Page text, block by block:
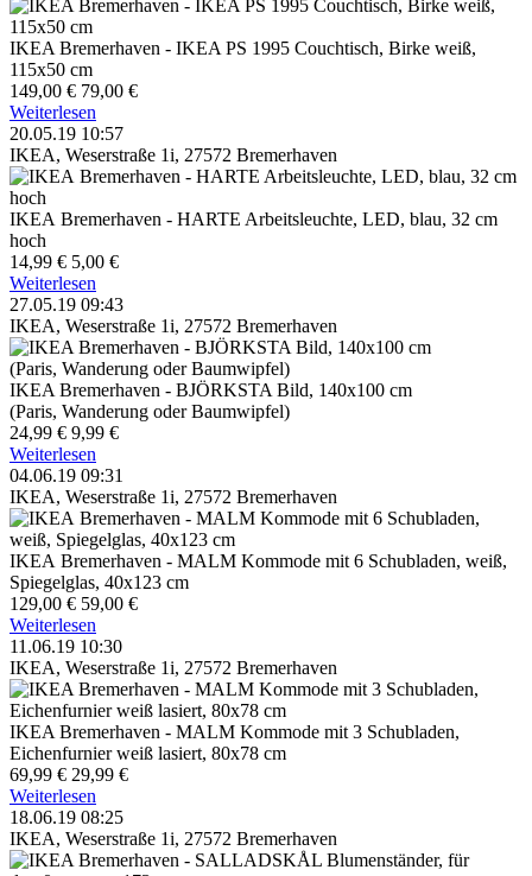
IKEA Bremerhaven - IKEA PS 1995 Couchtisch, Birke weiß,
115x50 cm
149,00 € 79,00 €
Weiterlesen
20.05.19 10:57
IKEA, Weserstraße 1i, 27572 Bremerhaven
IKEA Bremerhaven - HARTE Arbeitsleuchte, LED, blau, 32 cm
hoch
14,99 € 5,00 €
Weiterlesen
27.05.19 09:43
IKEA, Weserstraße 1i, 27572 Bremerhaven
IKEA Bremerhaven - BJÖRKSTA Bild, 140x100 cm
(Paris, Wanderung oder Baumwipfel)
24,99 € 9,99 €
Weiterlesen
04.06.19 09:31
IKEA, Weserstraße 1i, 27572 Bremerhaven
IKEA Bremerhaven - MALM Kommode mit 6 Schubladen, weiß,
Spiegelglas, 40x123 cm
129,00 € 59,00 €
Weiterlesen
11.06.19 10:30
IKEA, Weserstraße 1i, 27572 Bremerhaven
IKEA Bremerhaven - MALM Kommode mit 3 Schubladen,
Eichenfurnier weiß lasiert, 80x78 cm
69,99 € 29,99 €
Weiterlesen
18.06.19 08:25
IKEA, Weserstraße 1i, 27572 Bremerhaven